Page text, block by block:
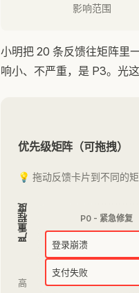
          影响范围
小明把 20 条反馈往矩阵里
响小、不严重，是 P3。光
优先级矩阵（可拖拽）
💡 拖动反馈卡片到不同的
严重程度
高
P0 - 紧急修复
登录崩溃
支付失败